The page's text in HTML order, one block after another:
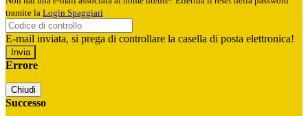
tramite la Login Spaggiari
E-mail inviata, si prega di controllare la casella di posta elettronica!
Errore
Chiudi
Successo